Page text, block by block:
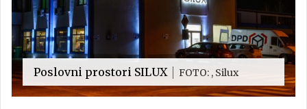
Poslovni prostori SILUX FOTO: , Silux